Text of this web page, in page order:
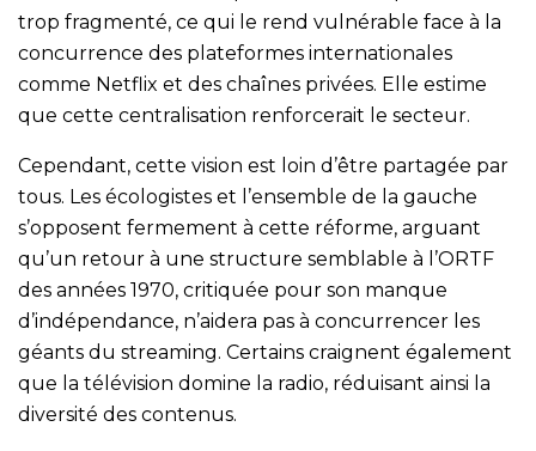
trop fragmenté, ce qui le rend vulnérable face à la
concurrence des plateformes internationales
comme Netflix et des chaînes privées. Elle estime
que cette centralisation renforcerait le secteur.
Cependant, cette vision est loin d’être partagée par
tous. Les écologistes et l’ensemble de la gauche
s’opposent fermement à cette réforme, arguant
qu’un retour à une structure semblable à l’ORTF
des années 1970, critiquée pour son manque
d’indépendance, n’aidera pas à concurrencer les
géants du streaming. Certains craignent également
que la télévision domine la radio, réduisant ainsi la
diversité des contenus.